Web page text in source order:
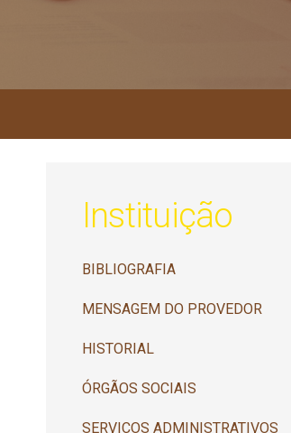
Instituição
BIBLIOGRAFIA
MENSAGEM DO PROVEDOR
HISTORIAL
ÓRGÃOS SOCIAIS
SERVIÇOS ADMINISTRATIVOS